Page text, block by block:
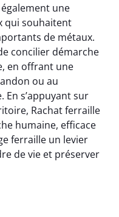
une
qui souhaitent
de métaux.
concilier démarche
en offrant une
ou au
s’appuyant sur
Rachat ferraille
humaine, efficace
ferraille un levier
de vie et préserver